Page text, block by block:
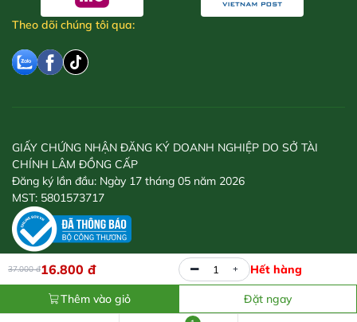
37.000đ16.800 đ Hết hàng
Thêm vào giỏ Đặt ngay
Theo dõi chúng tôi qua:
GIẤY CHỨNG NHẬN ĐĂNG KÝ DOANH NGHIỆP DO SỞ TÀI
CHÍNH LÂM ĐỒNG CẤP
Đăng ký lần đầu: Ngày 17 tháng 05 năm 2026
MST: 5801573717
© 2026 CÔNG TY TNHH NGUYÊN FARM